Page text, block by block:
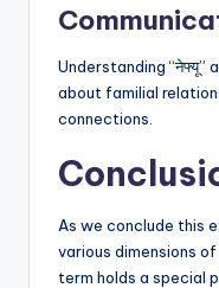
Understanding
about familial
connections.
As we conclude this
various dimensions of
term holds a special